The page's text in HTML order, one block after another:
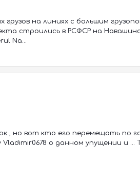
грузов на линиях с большим
строились в РСФСР на
Na...
, но вот кто его перемещать по
о данном упущении и ...